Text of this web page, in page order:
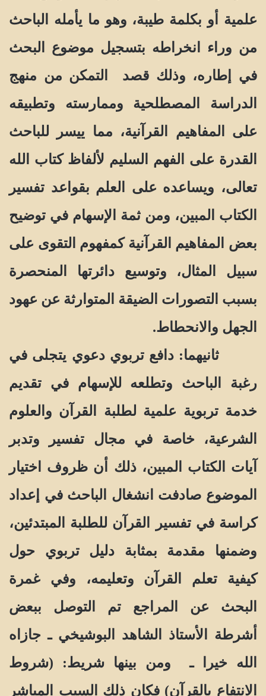
علمية أو بكلمة طيبة، وهو ما يأمله الباحث
من وراء انخراطه بتسجيل موضوع البحث
في إطاره، وذلك قصد التمكن من منهج
الدراسة المصطلحية وممارسته وتطبيقه
على المفاهيم القرآنية، مما ييسر للباحث
القدرة على الفهم السليم لألفاظ كتاب الله
تعالى، ويساعده على العلم بقواعد تفسير
الكتاب المبين، ومن ثمة الإسهام في توضيح
بعض المفاهيم القرآنية كمفهوم التقوى على
سبيل المثال، وتوسيع دائرتها المنحصرة
بسبب التصورات الضيقة المتوارثة عن عهود
الجهل والانحطاط.
ثانيهما: دافع تربوي دعوي يتجلى في
رغبة الباحث وتطلعه للإسهام في تقديم
خدمة تربوية علمية لطلبة القرآن والعلوم
الشرعية، خاصة في مجال تفسير وتدبر
آيات الكتاب المبين، ذلك أن ظروف اختيار
الموضوع صادفت انشغال الباحث في إعداد
كراسة في تفسير القرآن للطلبة المبتدئين،
وضمنها مقدمة بمثابة دليل تربوي حول
كيفية تعلم القرآن وتعليمه، وفي غمرة
البحث عن المراجع تم التوصل ببعض
أشرطة الأستاذ الشاهد البوشيخي ـ جازاه
الله خيرا ـ ومن بينها شريط: (شروط
الانتفاع بالقرآن) فكان ذلك السبب المباشر